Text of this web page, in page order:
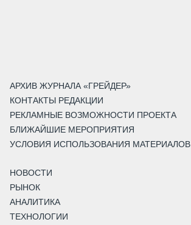
АРХИВ ЖУРНАЛА «ГРЕЙДЕР»
КОНТАКТЫ РЕДАКЦИИ
РЕКЛАМНЫЕ ВОЗМОЖНОСТИ ПРОЕКТА
БЛИЖАЙШИЕ МЕРОПРИЯТИЯ
УСЛОВИЯ ИСПОЛЬЗОВАНИЯ МАТЕРИАЛОВ
НОВОСТИ
РЫНОК
АНАЛИТИКА
ТЕХНОЛОГИИ